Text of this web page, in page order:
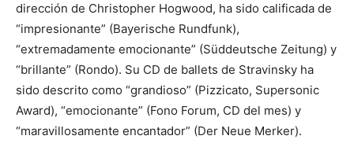
dirección de Christopher Hogwood, ha sido calificada de
“impresionante” (Bayerische Rundfunk),
“extremadamente emocionante” (Süddeutsche Zeitung) y
“brillante” (Rondo). Su CD de ballets de Stravinsky ha
sido descrito como “grandioso” (Pizzicato, Supersonic
Award), “emocionante” (Fono Forum, CD del mes) y
“maravillosamente encantador” (Der Neue Merker).